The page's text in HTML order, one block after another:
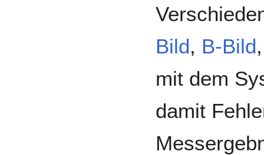
Bild, B-Bild
mit dem
damit